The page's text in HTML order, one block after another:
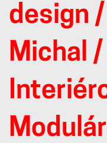
design /
Michal /